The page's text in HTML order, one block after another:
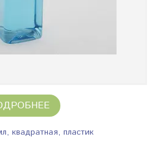
квадратная, пластик